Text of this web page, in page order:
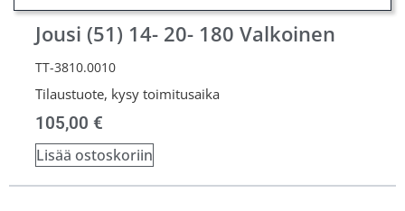
Jousi (51) 14- 20- 180 Valkoinen
TT-3810.0010
Tilaustuote, kysy toimitusaika
105,00 €
Lisää ostoskoriin